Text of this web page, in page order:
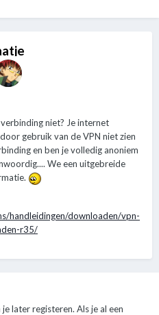
niet? Je internet
gebruik van de VPN niet zien
en ben je volledig anoniem
We een uitgebreide
handleidingen/downloaden/vpn-
r35/
later registeren. Als je al een